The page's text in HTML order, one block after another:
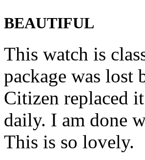
BEAUTIFUL
This watch is
package was
Citizen replaced
daily. I am done
This is so lovely.